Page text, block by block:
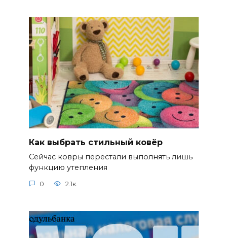
Как выбрать стильный ковёр
Сейчас ковры перестали выполнять лишь
функцию утепления
0 2.1к.